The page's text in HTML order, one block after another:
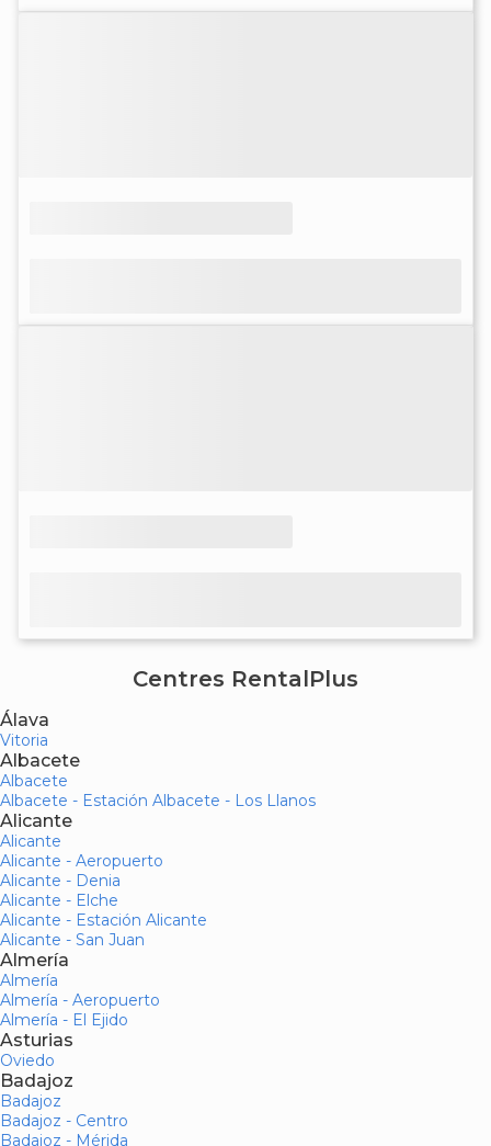
Centres RentalPlus
Álava
Vitoria
Albacete
Albacete
Albacete - Estación Albacete - Los Llanos
Alicante
Alicante
Alicante - Aeropuerto
Alicante - Denia
Alicante - Elche
Alicante - Estación Alicante
Alicante - San Juan
Almería
Almería
Almería - Aeropuerto
Almería - El Ejido
Asturias
Oviedo
Badajoz
Badajoz
Badajoz - Centro
Badajoz - Mérida